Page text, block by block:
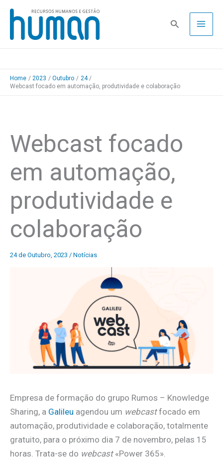
Skip
content
Pesquisa
Home 2023 Outubro
24
Webcast focado em automação, produtividade e colaboração
Webcast focado
em automação,
produtividade e
colaboração
24 de Outubro, 2023 / Notícias
Empresa de formação do grupo Rumos – Knowledge
Sharing, a Galileu agendou um webcastfocado em
automação, produtividade e colaboração, totalmente
gratuito, para o próximo dia 7 de novembro, pelas 15
horas. Trata-se do webcast«Power 365».